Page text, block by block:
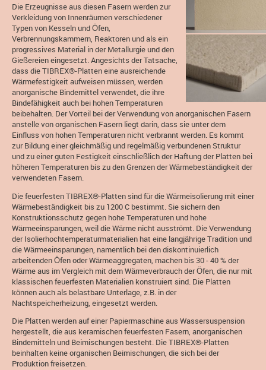
Die Erzeugnisse aus diesen Fasern werden zur
Verkleidung von Innenräumen verschiedener
Typen von Kesseln und Öfen,
Verbrennungskammern, Reaktoren und als ein
progressives Material in der Metallurgie und den
Gießereien eingesetzt. Angesichts der Tatsache,
dass die TIBREX®-Platten eine ausreichende
Wärmefestigkeit aufweisen müssen, werden
anorganische Bindemittel verwendet, die ihre
Bindefähigkeit auch bei hohen Temperaturen
beibehalten. Der Vorteil bei der Verwendung von anorganischen Fasern
anstelle von organischen Fasern liegt darin, dass sie unter dem
Einfluss von hohen Temperaturen nicht verbrannt werden. Es kommt
zur Bildung einer gleichmäßig und regelmäßig verbundenen Struktur
und zu einer guten Festigkeit einschließlich der Haftung der Platten bei
höheren Temperaturen bis zu den Grenzen der Wärmebeständigkeit der
verwendeten Fasern.
Die feuerfesten TIBREX®-Platten sind für die Wärmeisolierung mit einer
Wärmebeständigkeit bis zu 1200 C bestimmt. Sie sichern den
Konstruktionsschutz gegen hohe Temperaturen und hohe
Wärmeeinsparungen, weil die Wärme nicht ausströmt. Die Verwendung
der Isolierhochtemperaturmaterialien hat eine langjährige Tradition und
die Wärmeeinsparungen, namentlich bei den diskontinuierlich
arbeitenden Öfen oder Wärmeaggregaten, machen bis 30 - 40 % der
Wärme aus im Vergleich mit dem Wärmeverbrauch der Öfen, die nur mit
klassischen feuerfesten Materialien konstruiert sind. Die Platten
können auch als belastbare Unterlage, z.B. in der
Nachtspeicherheizung, eingesetzt werden.
Die Platten werden auf einer Papiermaschine aus Wassersuspension
hergestellt, die aus keramischen feuerfesten Fasern, anorganischen
Bindemitteln und Beimischungen besteht. Die TIBREX®-Platten
beinhalten keine organischen Beimischungen, die sich bei der
Produktion freisetzen.